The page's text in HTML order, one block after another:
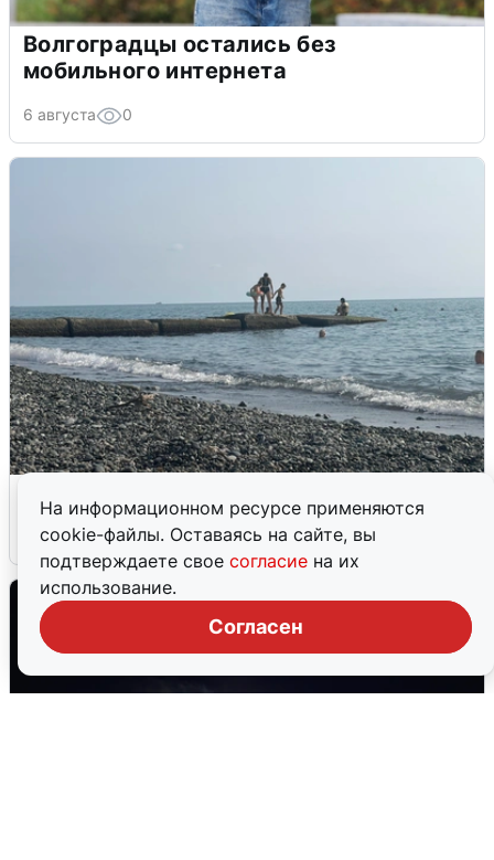
На информационном ресурсе применяются
cookie-файлы. Оставаясь на сайте, вы
подтверждаете свое согласие на их
использование.
Согласен
Волгоградцы остались без
мобильного интернета
6 августа 0
6 августа 0